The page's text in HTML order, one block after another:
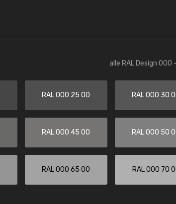
alle RAL Design 000
RAL 000 25 00 RAL 000 30
RAL 000 45 00 RAL 000 50
RAL 000 65 00 RAL 000 70